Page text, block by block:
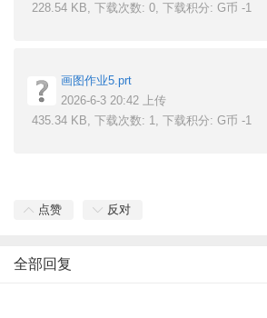
228.54 KB, 下载次数: 0, 下载积分: G币 -1
画图作业5.prt
2026-6-3 20:42 上传
435.34 KB, 下载次数: 1, 下载积分: G币 -1
点赞 反对
全部回复